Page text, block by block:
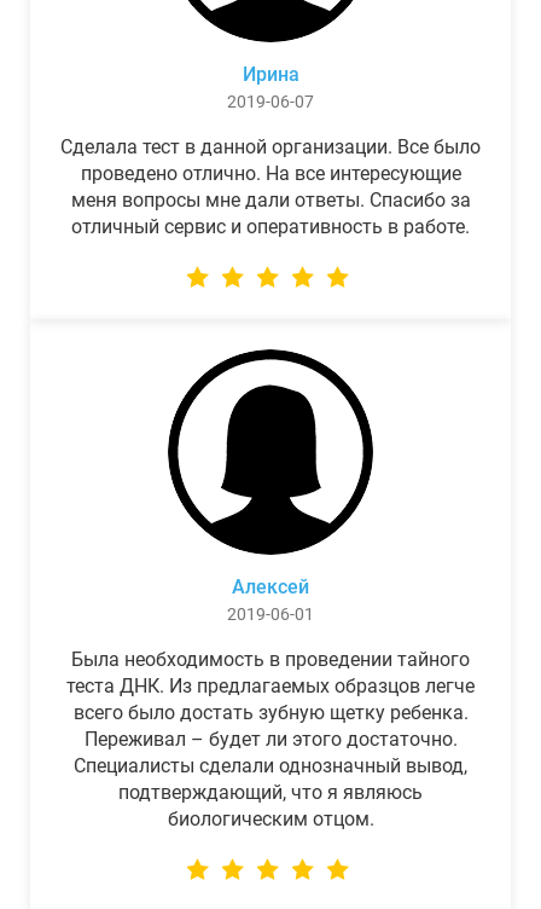
Ирина
2019-06-07
Сделала тест в данной организации. Все было
проведено отлично. На все интересующие
меня вопросы мне дали ответы. Спасибо за
отличный сервис и оперативность в работе.
Алексей
2019-06-01
Была необходимость в проведении тайного
теста ДНК. Из предлагаемых образцов легче
всего было достать зубную щетку ребенка.
Переживал – будет ли этого достаточно.
Специалисты сделали однозначный вывод,
подтверждающий, что я являюсь
биологическим отцом.